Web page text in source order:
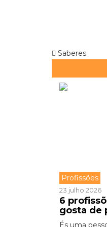
Saberes
Profissões
23 julho 2026
6
gosta de
És uma